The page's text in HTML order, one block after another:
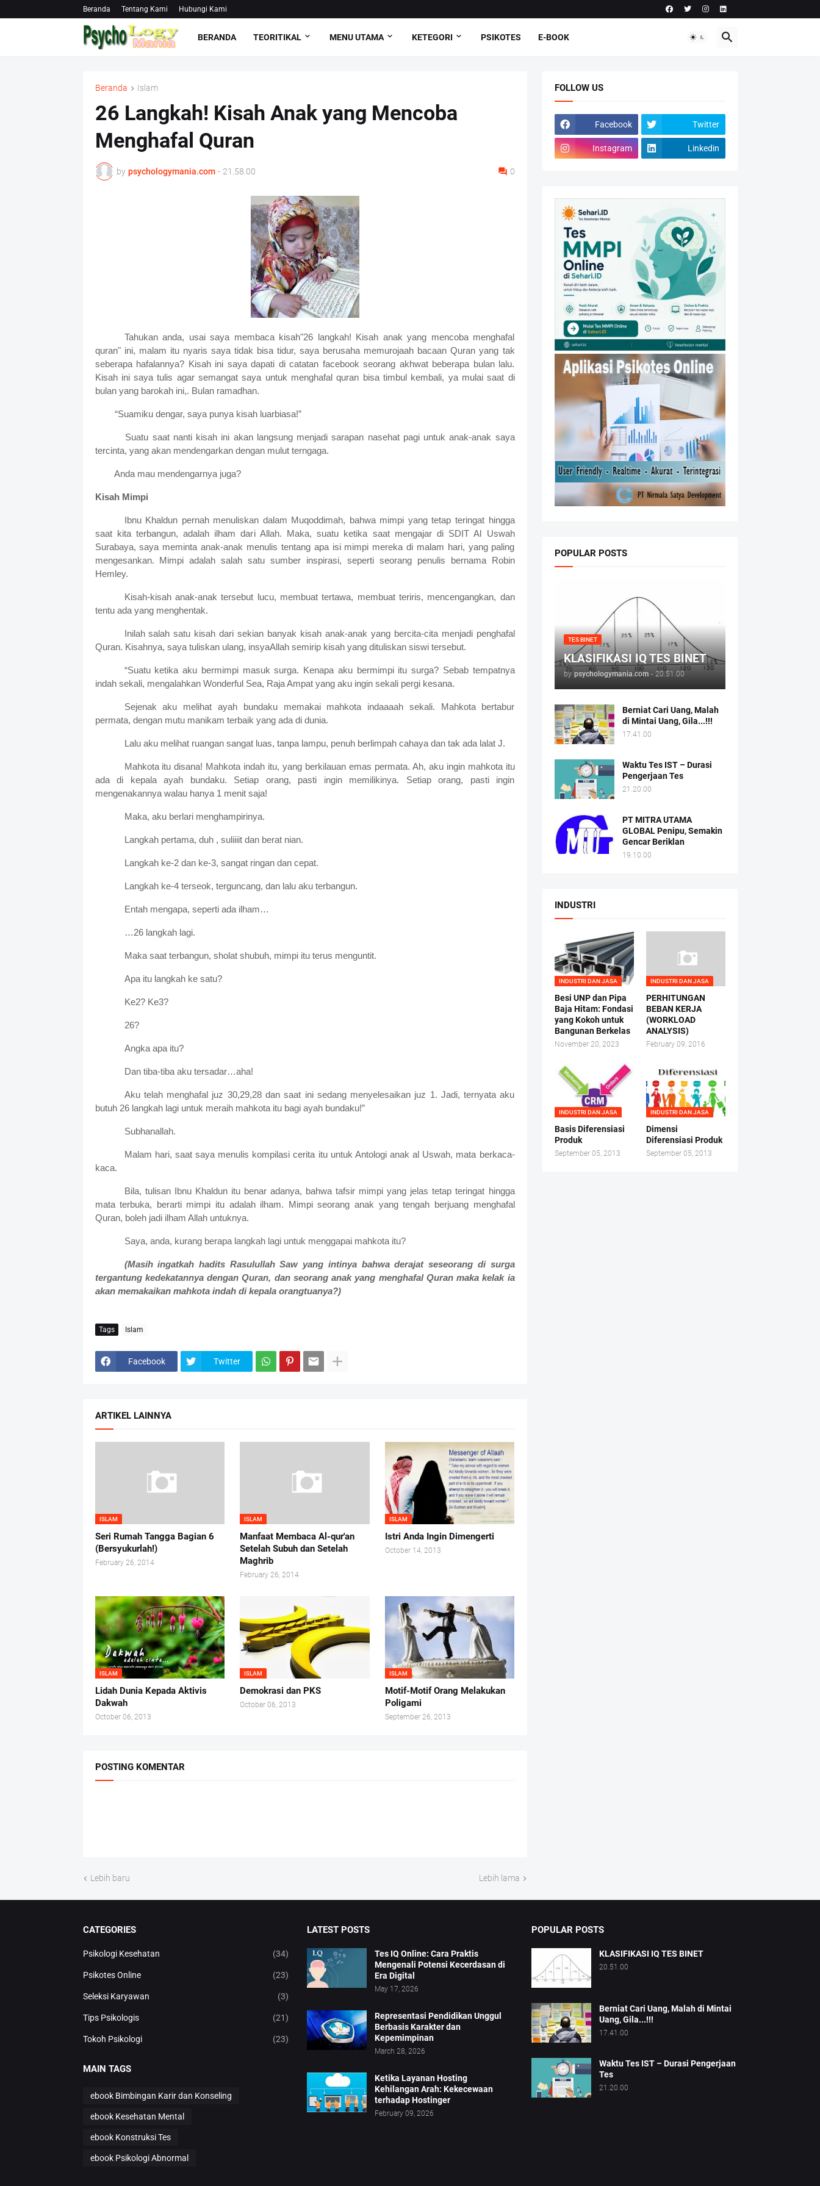
Beranda Tentang Kami Hubungi Kami
BERANDA TEORITIKAL MENU UTAMA KETEGORI PSIKOTES E-BOOK
Beranda Islam
26 Langkah! Kisah Anak yang Mencoba
Menghafal Quran
by psychologymania.com - 21.58.00 0
Tahukan anda, usai saya membaca kisah"26 langkah! Kisah anak yang mencoba menghafal
quran" ini, malam itu nyaris saya tidak bisa tidur, saya berusaha memurojaah bacaan Quran yang tak
seberapa hafalannya? Kisah ini saya dapati di catatan facebook seorang akhwat beberapa bulan lalu.
Kisah ini saya tulis agar semangat saya untuk menghafal quran bisa timbul kembali, ya mulai saat di
bulan yang barokah ini,. Bulan ramadhan.
“Suamiku dengar, saya punya kisah luarbiasa!”
Suatu saat nanti kisah ini akan langsung menjadi sarapan nasehat pagi untuk anak-anak saya
tercinta, yang akan mendengarkan dengan mulut terngaga.
Anda mau mendengarnya juga?
Kisah Mimpi
Ibnu Khaldun pernah menuliskan dalam Muqoddimah, bahwa mimpi yang tetap teringat hingga
saat kita terbangun, adalah ilham dari Allah. Maka, suatu ketika saat mengajar di SDIT Al Uswah
Surabaya, saya meminta anak-anak menulis tentang apa isi mimpi mereka di malam hari, yang paling
mengesankan. Mimpi adalah salah satu sumber inspirasi, seperti seorang penulis bernama Robin
Hemley.
Kisah-kisah anak-anak tersebut lucu, membuat tertawa, membuat teriris, mencengangkan, dan
tentu ada yang menghentak.
Inilah salah satu kisah dari sekian banyak kisah anak-anak yang bercita-cita menjadi penghafal
Quran. Kisahnya, saya tuliskan ulang, insyaAllah semirip kisah yang dituliskan siswi tersebut.
“Suatu ketika aku bermimpi masuk surga. Kenapa aku bermimpi itu surga? Sebab tempatnya
indah sekali, mengalahkan Wonderful Sea, Raja Ampat yang aku ingin sekali pergi kesana.
Sejenak aku melihat ayah bundaku memakai mahkota indaaaah sekali. Mahkota bertabur
permata, dengan mutu manikam terbaik yang ada di dunia.
Lalu aku melihat ruangan sangat luas, tanpa lampu, penuh berlimpah cahaya dan tak ada lalat J.
Mahkota itu disana! Mahkota indah itu, yang berkilauan emas permata. Ah, aku ingin mahkota itu
ada di kepala ayah bundaku. Setiap orang, pasti ingin memilikinya. Setiap orang, pasti ingin
mengenakannya walau hanya 1 menit saja!
Maka, aku berlari menghampirinya.
Langkah pertama, duh , suliiiit dan berat nian.
Langkah ke-2 dan ke-3, sangat ringan dan cepat.
Langkah ke-4 terseok, terguncang, dan lalu aku terbangun.
Entah mengapa, seperti ada ilham…
…26 langkah lagi.
Maka saat terbangun, sholat shubuh, mimpi itu terus menguntit.
Apa itu langkah ke satu?
Ke2? Ke3?
26?
Angka apa itu?
Dan tiba-tiba aku tersadar…aha!
Aku telah menghafal juz 30,29,28 dan saat ini sedang menyelesaikan juz 1. Jadi, ternyata aku
butuh 26 langkah lagi untuk meraih mahkota itu bagi ayah bundaku!”
Subhanallah.
Malam hari, saat saya menulis kompilasi cerita itu untuk Antologi anak al Uswah, mata berkaca-
kaca.
Bila, tulisan Ibnu Khaldun itu benar adanya, bahwa tafsir mimpi yang jelas tetap teringat hingga
mata terbuka, berarti mimpi itu adalah ilham. Mimpi seorang anak yang tengah berjuang menghafal
Quran, boleh jadi ilham Allah untuknya.
Saya, anda, kurang berapa langkah lagi untuk menggapai mahkota itu?
(Masih ingatkah hadits Rasulullah Saw yang intinya bahwa derajat seseorang di surga
tergantung kedekatannya dengan Quran, dan seorang anak yang menghafal Quran maka kelak ia
akan memakaikan mahkota indah di kepala orangtuanya?)
Tags Islam
Facebook Twitter
ARTIKEL LAINNYA
ISLAM
Seri Rumah Tangga Bagian 6
(Bersyukurlah!)
February 26, 2014
ISLAM
Manfaat Membaca Al-qur'an
Setelah Subuh dan Setelah
Maghrib
February 26, 2014
ISLAM
Istri Anda Ingin Dimengerti
October 14, 2013
ISLAM
Lidah Dunia Kepada Aktivis
Dakwah
October 06, 2013
ISLAM
Demokrasi dan PKS
October 06, 2013
ISLAM
Motif-Motif Orang Melakukan
Poligami
September 26, 2013
POSTING KOMENTAR
Lebih baru Lebih lama
FOLLOW US
Facebook Twitter
Instagram Linkedin
POPULAR POSTS
TES BINET
KLASIFIKASI IQ TES BINET
by psychologymania.com - 20.51.00
Berniat Cari Uang, Malah
di Mintai Uang, Gila...!!!
17.41.00
Waktu Tes IST – Durasi
Pengerjaan Tes
21.20.00
PT MITRA UTAMA
GLOBAL Penipu, Semakin
Gencar Beriklan
19.10.00
INDUSTRI
INDUSTRI DAN JASA
Besi UNP dan Pipa
Baja Hitam: Fondasi
yang Kokoh untuk
Bangunan Berkelas
November 20, 2023
INDUSTRI DAN JASA
PERHITUNGAN
BEBAN KERJA
(WORKLOAD
ANALYSIS)
February 09, 2016
INDUSTRI DAN JASA
Basis Diferensiasi
Produk
September 05, 2013
INDUSTRI DAN JASA
Dimensi
Diferensiasi Produk
September 05, 2013
CATEGORIES
Psikologi Kesehatan (34)
Psikotes Online (23)
Seleksi Karyawan (3)
Tips Psikologis (21)
Tokoh Psikologi (23)
MAIN TAGS
ebook Bimbingan Karir dan Konseling
ebook Kesehatan Mental
ebook Konstruksi Tes
ebook Psikologi Abnormal
LATEST POSTS
Tes IQ Online: Cara Praktis
Mengenali Potensi Kecerdasan di
Era Digital
May 17, 2026
Representasi Pendidikan Unggul
Berbasis Karakter dan
Kepemimpinan
March 28, 2026
Ketika Layanan Hosting
Kehilangan Arah: Kekecewaan
terhadap Hostinger
February 09, 2026
POPULAR POSTS
KLASIFIKASI IQ TES BINET
20.51.00
Berniat Cari Uang, Malah di Mintai
Uang, Gila...!!!
17.41.00
Waktu Tes IST – Durasi Pengerjaan
Tes
21.20.00